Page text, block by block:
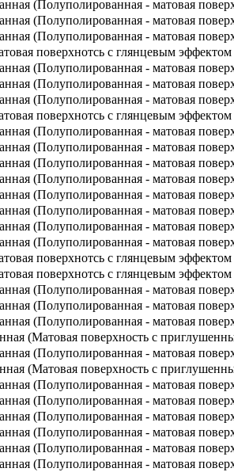
(Полуполированная - матовая
(Полуполированная - матовая
(Полуполированная - матовая
поверхнотсь с глянцевым эффектом
(Полуполированная - матовая
(Полуполированная - матовая
(Полуполированная - матовая
поверхнотсь с глянцевым эффектом
(Полуполированная - матовая
(Полуполированная - матовая
(Полуполированная - матовая
(Полуполированная - матовая
(Полуполированная - матовая
(Полуполированная - матовая
(Полуполированная - матовая
(Полуполированная - матовая
поверхнотсь с глянцевым эффектом
поверхнотсь с глянцевым эффектом
(Полуполированная - матовая
(Полуполированная - матовая
(Полуполированная - матовая
(Матовая поверхность с
(Полуполированная - матовая
(Матовая поверхность с
(Полуполированная - матовая
(Полуполированная - матовая
(Полуполированная - матовая
(Полуполированная - матовая
(Полуполированная - матовая
(Полуполированная - матовая